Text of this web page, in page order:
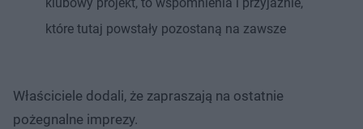
które tutaj powstały pozostaną na zawsze
Właściciele dodali, że zapraszają na ostatnie
pożegnalne imprezy.